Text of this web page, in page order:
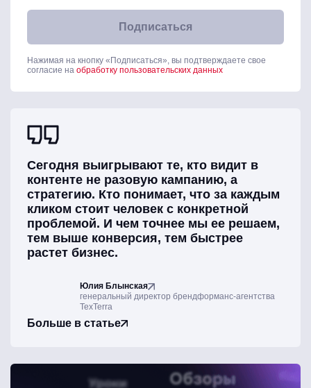
Подписаться
Нажимая на кнопку «Подписаться», вы подтверждаете свое
согласие на обработку пользовательских данных
Сегодня выигрывают те, кто видит в
контенте не разовую кампанию, а
стратегию. Кто понимает, что за каждым
кликом стоит человек с конкретной
проблемой. И чем точнее мы ее решаем,
тем выше конверсия, тем быстрее
растет бизнес.
Юлия Блынская
генеральный директор брендформанс-агентства
TexTerra
Больше в статье